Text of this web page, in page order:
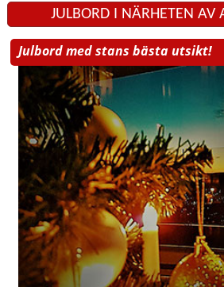
JULBORD I NÄRHETEN AV
Julbord med stans bästa utsikt!